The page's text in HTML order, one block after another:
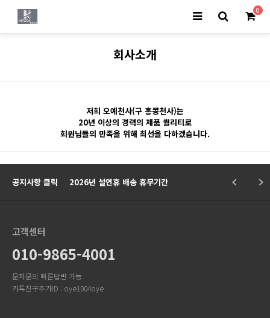
0
회사소개
저희 오예천사(구 홍콩천사)는
20년 이상의 경력의 제품 퀄리티로
회원님들의 만족을 위해 최선을 다하겠습니다.
공지사항 클릭 2026년 설연휴 배송 휴무기간
고객센터
010-9865-4001
문자문의 빠른답변 가능
카톡친구추가ID : oye1004oye